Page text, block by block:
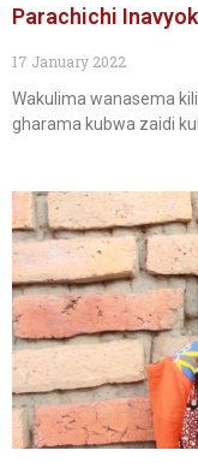
Parachichi
17 January 2022
Wakulima wanasema
gharama kubwa zaidi